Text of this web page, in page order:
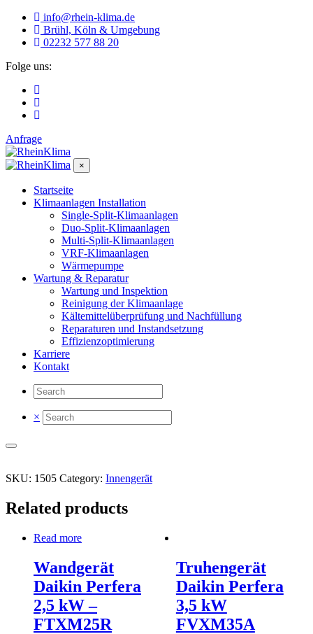
info@rhein-klima.de
Brühl, Köln & Umgebung
02232 577 88 20
Folge uns:
Anfrage
×
Startseite
Klimaanlagen Installation
Single-Split-Klimaanlagen
Duo-Split-Klimaanlagen
Multi-Split-Klimaanlagen
VRF-Klimaanlagen
Wärmepumpe
Wartung & Reparatur
Wartung und Inspektion
Reinigung der Klimaanlage
Kältemittelüberprüfung und Nachfüllung
Reparaturen und Instandsetzung
Effizienzoptimierung
Karriere
Kontakt
×
SKU: 1505 Category: Innengerät
Related products
Read more
Wandgerät
Daikin Perfera
2,5 kW –
FTXM25R
Truhengerät
Daikin Perfera
3,5 kW
FVXM35A